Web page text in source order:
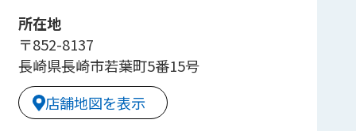
所在地
〒852-8137
長崎県長崎市若葉町5番15号
店舗地図を表示